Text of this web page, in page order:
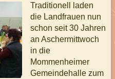
Traditionell laden
die Landfrauen nun
schon seit 30 Jahren
an Aschermittwoch
in die
Mommenheimer
Gemeindehalle zum